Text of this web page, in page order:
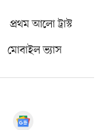
প্রথম আলো ট্রাস্ট
মোবাইল ভ্যাস